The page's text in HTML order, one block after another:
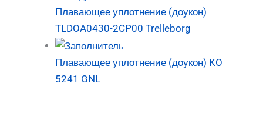
Плавающее уплотнение (доукон)
TLDOA0430-2CP00 Trelleborg
Плавающее уплотнение (доукон) KO
5241 GNL